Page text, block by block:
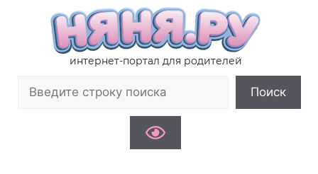
содержимому
интернет-портал для родителей
Поиск